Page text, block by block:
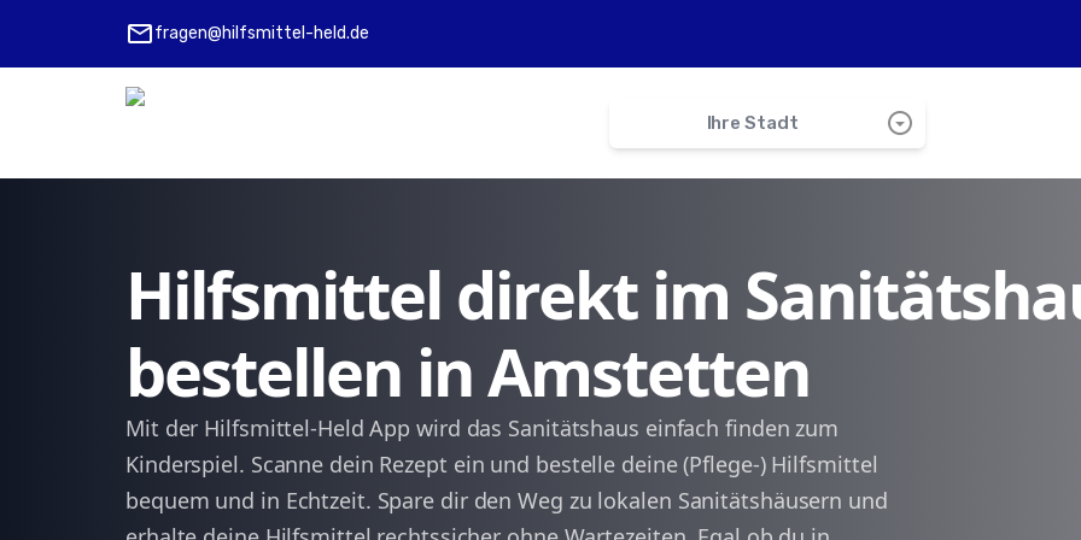
mailfragen@hilfsmittel-held.de
Ihre Stadt arrow_drop_down_circle
Obere Roggenmühle
Bad Überkingen
Nellingen
Hilfsmittel direkt im
bestellen in Amstetten
Mit der Hilfsmittel-Held App wird das Sanitätshaus einfach finden zum
Kinderspiel. Scanne dein Rezept ein und bestelle deine (Pflege-) Hilfsmittel
bequem und in Echtzeit. Spare dir den Weg zu lokalen Sanitätshäusern und